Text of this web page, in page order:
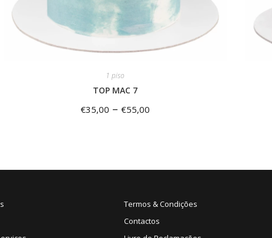
1 piso
TOP MAC 7
€35,00 – €55,00
Termos & Condições
Contactos